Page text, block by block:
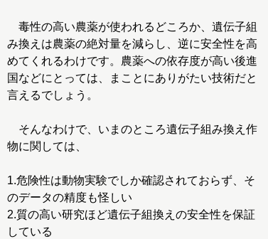
毒性の高い農薬が使われるどころか、遺伝子組
み換えは農薬の絶対量を減らし、逆に安全性を高
めてくれるわけです。農薬への依存度が高い後進
国などにとっては、まことにありがたい技術だと
言えるでしょう。
そんなわけで、いまのところ遺伝子組み換え作
物に関しては、
1.危険性は動物実験でしか確認されておらず、そ
のデータの精度も怪しい
2.質の高い研究ほど遺伝子組換えの安全性を保証
している